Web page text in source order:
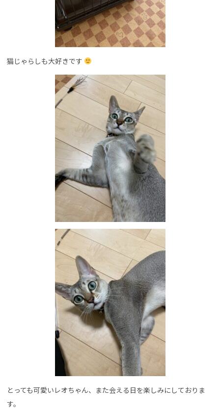
猫じゃらしも大好きです
とっても可愛いレオちゃん、また会える日を楽しみにしておりま
す。